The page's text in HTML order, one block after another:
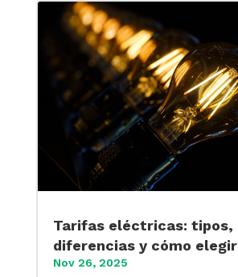
Tarifas eléctricas: tipos,
diferencias y cómo elegir
Nov 26, 2025